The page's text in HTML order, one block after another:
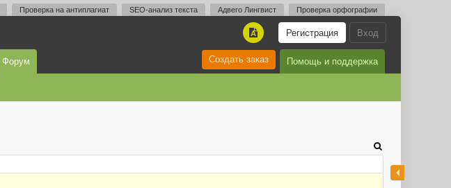
Проверка на антиплагиат SEO-анализ текста Адвего Лингвист Проверка орфографии
Вход
Регистрация
A
Форум Помощь и поддержка
Создать заказ